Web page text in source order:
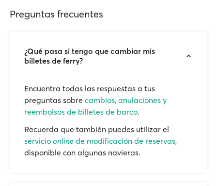
Preguntas frecuentes
¿Qué pasa si tengo que cambiar mis
billetes de ferry?
Encuentra todas las respuestas a tus
preguntas sobre cambios, anulaciones y
reembolsos de billetes de barco.
Recuerda que también puedes utilizar el
servicio online de modificación de reservas,
disponible con algunas navieras.